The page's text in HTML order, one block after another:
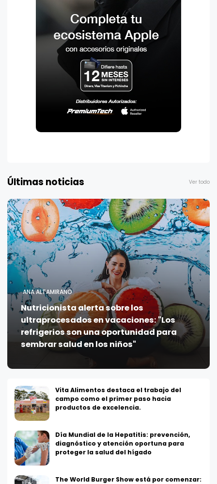
Últimas noticias Ver todo
ANA ALTAMIRANO
Nutricionista alerta sobre los
ultraprocesados en vacaciones: "Los
refrigerios son una oportunidad para
sembrar salud en los niños"
Vita Alimentos destaca el trabajo del
campo como el primer paso hacia
productos de excelencia.
Día Mundial de la Hepatitis: prevención,
diagnóstico y atención oportuna para
proteger la salud del hígado
The World Burger Show está por comenzar: